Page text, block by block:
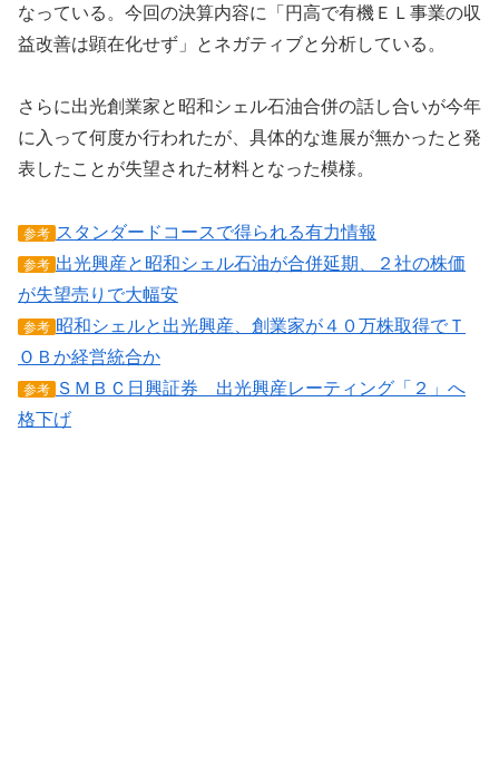
なっている。今回の決算内容に「円高で有機ＥＬ事業の収
益改善は顕在化せず」とネガティブと分析している。
さらに出光創業家と昭和シェル石油合併の話し合いが今年
に入って何度か行われたが、具体的な進展が無かったと発
表したことが失望された材料となった模様。
参考 スタンダードコースで得られる有力情報
参考 出光興産と昭和シェル石油が合併延期、２社の株価
が失望売りで大幅安
参考 昭和シェルと出光興産、創業家が４０万株取得でＴ
ＯＢか経営統合か
参考
ＳＭＢＣ日興証券 出光興産レーティング「２」へ
格下げ